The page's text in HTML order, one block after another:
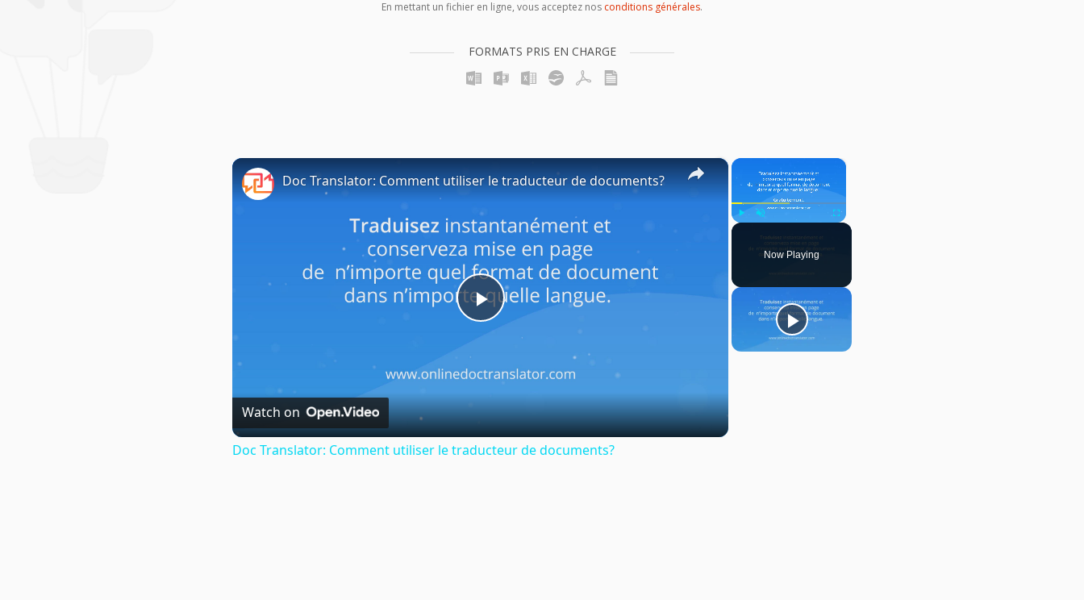
En mettant un fichier en ligne, vous acceptez nos conditions générales.
FORMATS PRIS EN CHARGE
×
Fullscreen
Now Playing
×
Play
Video
Doc Translator: Comment utiliser le traducteur de documents?
Watch on
Doc Translator: Comment utiliser le traducteur de documents?